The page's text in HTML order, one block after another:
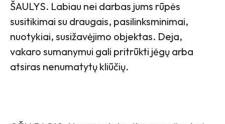
ŠAULYS. Labiau nei darbas jums rūpės
susitikimai su draugais, pasilinksminimai,
nuotykiai, susižavėjimo objektas. Deja,
vakaro sumanymui gali pritrūkti jėgų arba
atsiras nenumatytų kliūčių.